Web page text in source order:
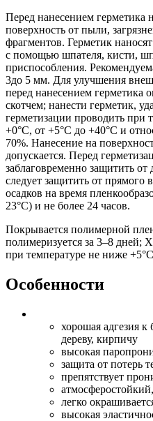
Перед нанесением герметика
поверхность от пыли,
фрагментов. Герметик
с помощью шпателя, кисти,
приспособления.
3до 5 мм. Для улучшения
перед нанесением герметика
скотчем; нанести герметик,
герметизации проводить при
+0°C, от +5°C до +40°C и
70%. Нанесение на
допускается. Перед
заблаговременно защитить
следует защитить от прямого
осадков на время
23°C) и не более 24 часов.
Покрывается полимерной
полимеризуется за 3–8 дней;
при температуре не ниже
Особенности
хорошая адгезия
дереву, кирпичу
высокая
защита от потерь
препятствует
легко
высокая